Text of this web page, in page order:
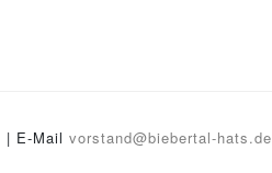
| E-Mail vorstand@biebertal-hats.de